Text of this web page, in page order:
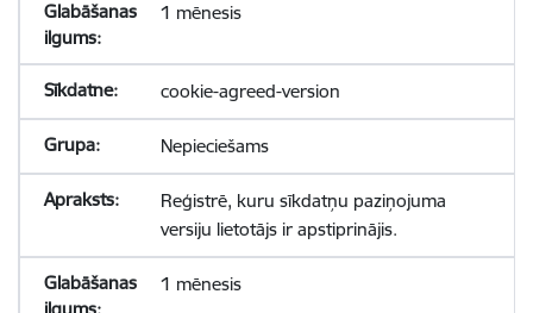
1 mēnesis
cookie-agreed-version
Nepieciešams
Reģistrē, kuru sīkdatņu paziņojuma
versiju lietotājs ir apstiprinājis.
1 mēnesis